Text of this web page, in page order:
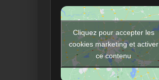
Cliquez pour accepter les
cookies marketing et activer
ce contenu